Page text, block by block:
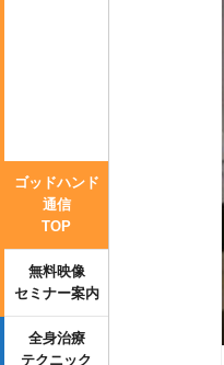
ゴッドハンド
通信
TOP
無料映像
セミナー案内
全身治療
テクニック